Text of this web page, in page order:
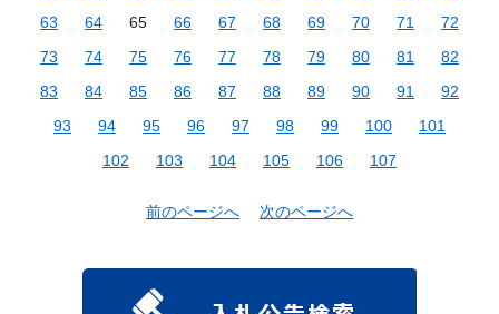
63
64 65 66 67 68 69 70 71
72
73
74 75 76 77 78 79 80 81
82
83
84 85 86 87 88 89 90 91
92
93
94 95 96 97 98 99 100
101
102
103 104 105 106 107
前のページへ 次のページへ